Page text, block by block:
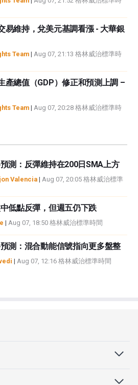
易維持，兌美元基調看漲 - 大華銀
Team | Aug 07, 21:13 格林威治標準時
產總值（GDP）修正和預測上調 –
Team | Aug 07, 20:28 格林威治標準時
測：反彈維持在200日SMA上方
Valencia | Aug 07, 20:05 格林威治標準
低點反彈，但週五仍下跌
| Aug 07, 18:50 格林威治標準時間
測：混合動能信號指向更多盤整
| Aug 07, 12:16 格林威治標準時間